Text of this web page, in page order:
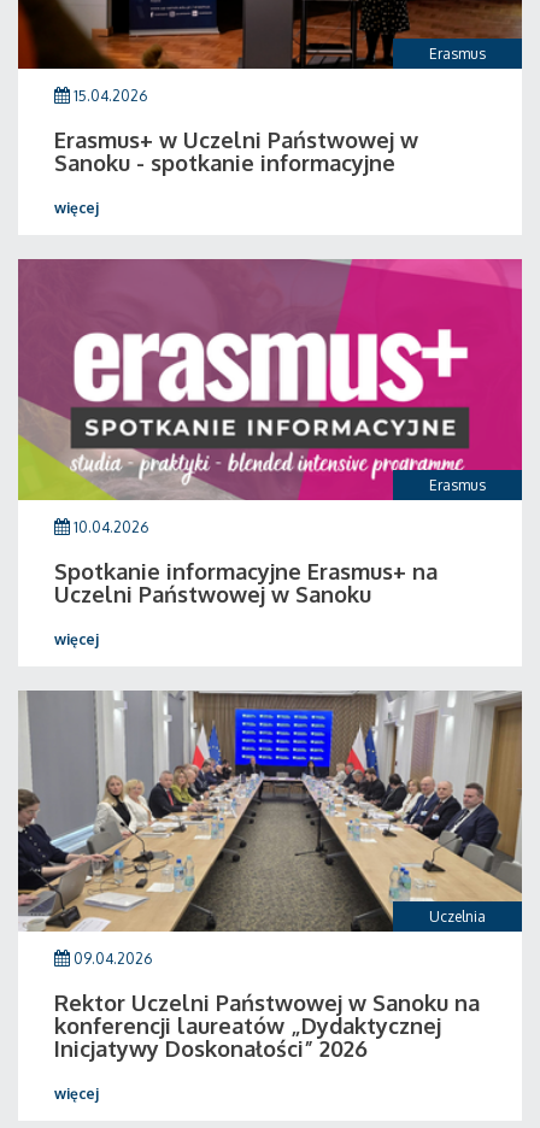
Erasmus
15.04.2026
Erasmus+ w Uczelni Państwowej w
Sanoku - spotkanie informacyjne
więcej
Erasmus
10.04.2026
Spotkanie informacyjne Erasmus+ na
Uczelni Państwowej w Sanoku
więcej
Uczelnia
09.04.2026
Rektor Uczelni Państwowej w Sanoku na
konferencji laureatów „Dydaktycznej
Inicjatywy Doskonałości” 2026
więcej